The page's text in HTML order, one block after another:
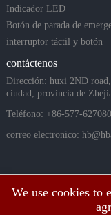
We use cookies to
Indicador LED
Botón de parada de
interruptor táctil y botón
piezoeléctrico
contáctenos
Dirección: huxi 2ND
ciudad, provincia de
Teléfono: +86-577-
correo electronico: